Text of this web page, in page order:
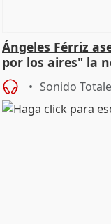
Ángeles Férriz
por los aires" la
SMA
Sonido